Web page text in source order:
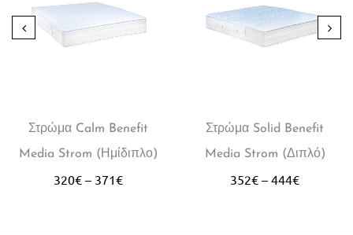
Στρώμα Calm Benefit
Media Strom (Ημίδιπλο)
320€ – 371€
Στρώμα Solid Benefit
Media Strom (Διπλό)
352€ – 444€